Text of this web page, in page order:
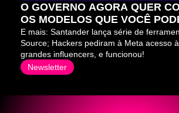
O GOVERNO AGORA QUER
OS MODELOS QUE VOCÊ
⛔
E mais: Santander lança série de
Source; Hackers pediram à Meta acesso
grandes influencers, e funcionou!
Newsletter